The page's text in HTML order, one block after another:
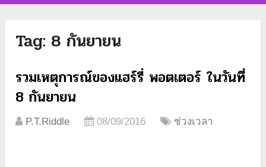
Tag: 8 กันยายน
รวมเหตุการณ์ของแฮร์รี่ พอตเตอร์ ในวันที่
8 กันยายน
P.T.Riddle 08/09/2016 ช่วงเวลา